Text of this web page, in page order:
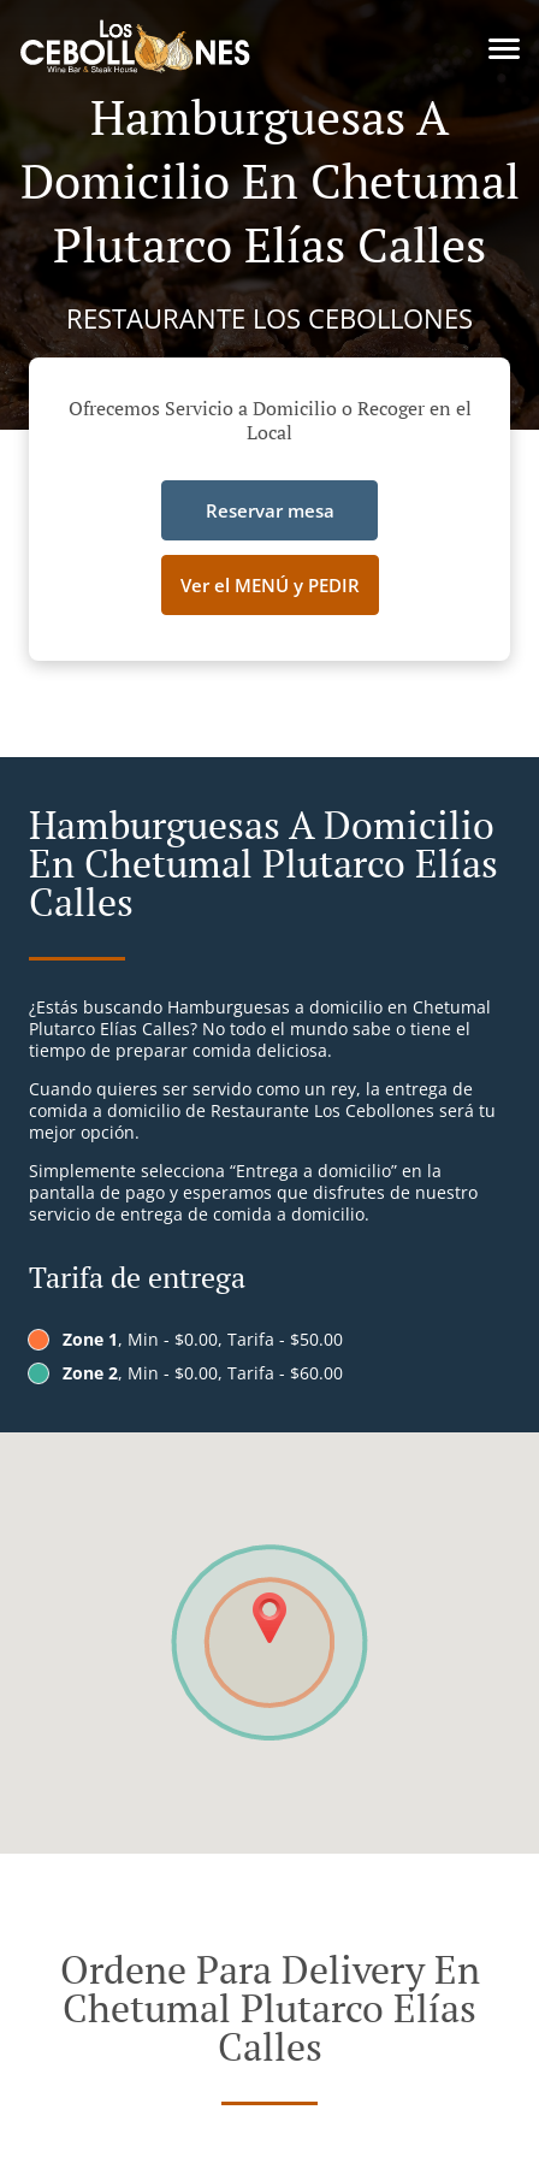
Hamburguesas A
Domicilio En Chetumal
Plutarco Elías Calles
RESTAURANTE LOS CEBOLLONES
Ofrecemos Servicio a Domicilio o Recoger en el
Local
Reservar mesa
Ver el MENÚ y PEDIR
Hamburguesas A Domicilio
En Chetumal Plutarco Elías
Calles
¿Estás buscando Hamburguesas a domicilio en Chetumal
Plutarco Elías Calles? No todo el mundo sabe o tiene el
tiempo de preparar comida deliciosa.
Cuando quieres ser servido como un rey, la entrega de
comida a domicilio de Restaurante Los Cebollones será tu
mejor opción.
Simplemente selecciona “Entrega a domicilio” en la
pantalla de pago y esperamos que disfrutes de nuestro
servicio de entrega de comida a domicilio.
Tarifa de entrega
Zone 1, Min - $0.00, Tarifa - $50.00
Zone 2, Min - $0.00, Tarifa - $60.00
Ordene Para Delivery En
Chetumal Plutarco Elías
Calles